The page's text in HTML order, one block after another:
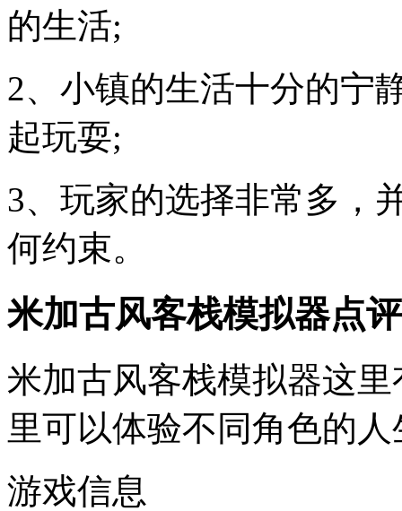
的生活;
2、小镇的生活十分的宁
起玩耍;
3、玩家的选择非常多，
何约束。
米加古风客栈模拟器点评
米加古风客栈模拟器这
里可以体验不同角色的人
游戏信息